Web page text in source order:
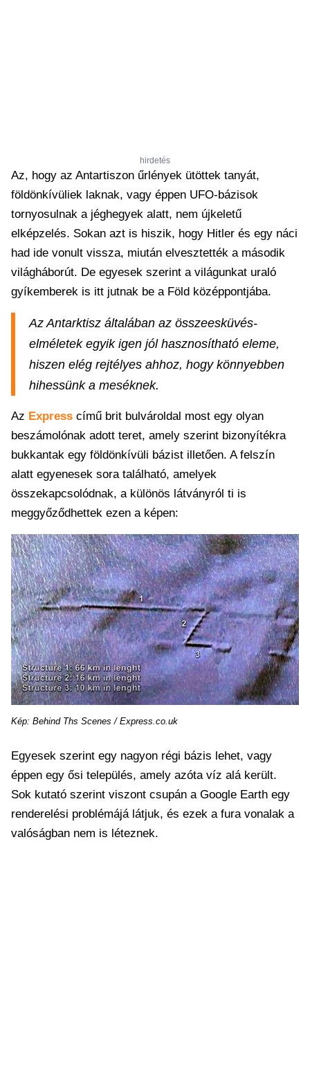
hirdetés
Az, hogy az Antartiszon űrlények ütöttek tanyát,
földönkívüliek laknak, vagy éppen UFO-bázisok
tornyosulnak a jéghegyek alatt, nem újkeletű
elképzelés. Sokan azt is hiszik, hogy Hitler és egy náci
had ide vonult vissza, miután elvesztették a második
világháborút. De egyesek szerint a világunkat uraló
gyíkemberek is itt jutnak be a Föld középpontjába.
Az Antarktisz általában az összeesküvés-
elméletek egyik igen jól hasznosítható eleme,
hiszen elég rejtélyes ahhoz, hogy könnyebben
hihessünk a meséknek.
Az Express című brit bulvároldal most egy olyan
beszámolónak adott teret, amely szerint bizonyítékra
bukkantak egy földönkívüli bázist illetően. A felszín
alatt egyenesek sora található, amelyek
összekapcsolódnak, a különös látványról ti is
meggyőződhettek ezen a képen:
Kép: Behind Ths Scenes / Express.co.uk
Egyesek szerint egy nagyon régi bázis lehet, vagy
éppen egy ősi település, amely azóta víz alá került.
Sok kutató szerint viszont csupán a Google Earth egy
renderelési problémájá látjuk, és ezek a fura vonalak a
valóságban nem is léteznek.